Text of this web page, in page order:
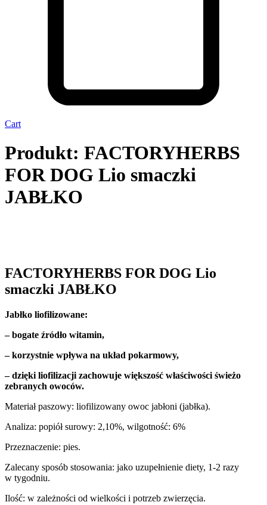
Cart
Produkt: FACTORYHERBS
FOR DOG Lio smaczki
JABŁKO
FACTORYHERBS FOR DOG Lio
smaczki JABŁKO
Jabłko liofilizowane:
– bogate źródło witamin,
– korzystnie wpływa na układ pokarmowy,
– dzięki liofilizacji zachowuje większość właściwości świeżo
zebranych owoców.
Materiał paszowy: liofilizowany owoc jabłoni (jabłka).
Analiza: popiół surowy: 2,10%, wilgotność: 6%
Przeznaczenie: pies.
Zalecany sposób stosowania: jako uzupełnienie diety, 1-2 razy
w tygodniu.
Ilość: w zależności od wielkości i potrzeb zwierzęcia.